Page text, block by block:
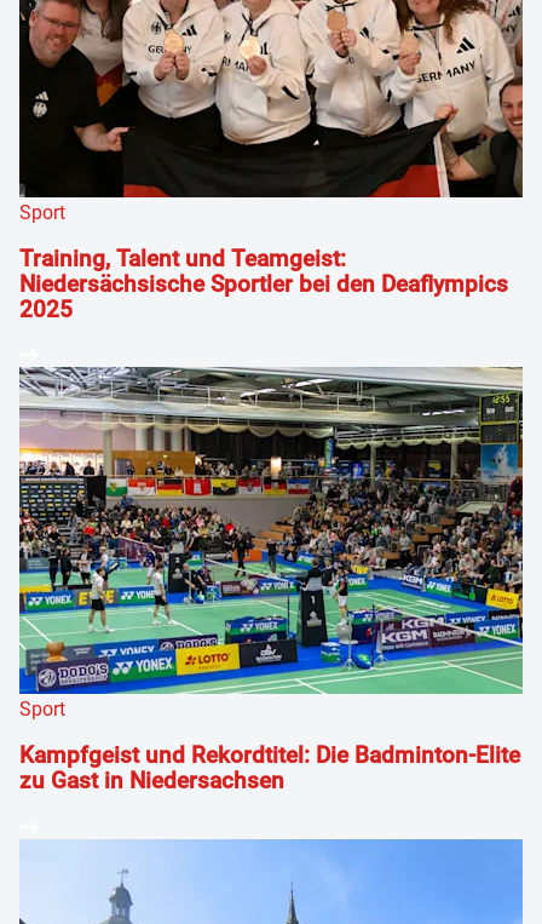
Sport
Training, Talent und Teamgeist:
Niedersächsische Sportler bei den Deaflympics
2025
Sport
Kampfgeist und Rekordtitel: Die Badminton-Elite
zu Gast in Niedersachsen